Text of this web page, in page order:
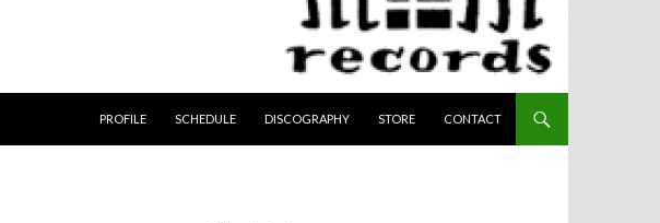
PROFILE
SCHEDULE DISCOGRAPHY STORE CONTACT